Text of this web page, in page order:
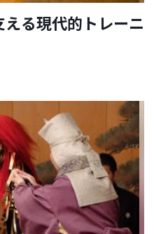
る現代的トレーニ